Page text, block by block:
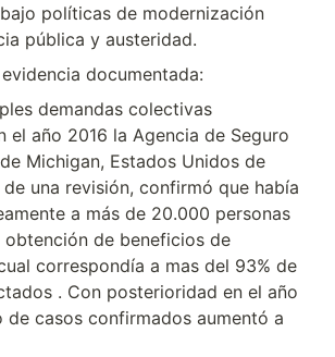
políticas de modernización
pública y austeridad.
documentada:
demandas colectivas
el año 2016 la Agencia de Seguro
Michigan, Estados Unidos de
una revisión, confirmó que había
a más de 20.000 personas
obtención de beneficios de
correspondía a mas del 93% de
. Con posterioridad en el año
de casos confirmados aumentó a